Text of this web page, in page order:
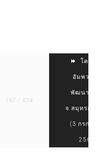
197 / 614
โครงการ
อัมพวา ชัย
พัฒนานุรักษ์
จ.สมุทรสงคร
(3 กรกฎาคม
2566)